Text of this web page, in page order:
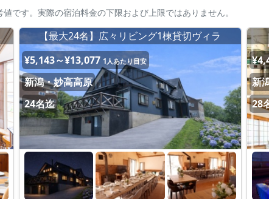
です。実際の宿泊料金の下限および上限ではありません。
【最大24名】広々リビング1棟貸切ヴィラ
¥5,143～¥13,077 1人あたり目安
新潟・妙高高原
24名迄
新
28